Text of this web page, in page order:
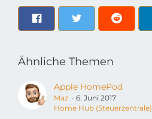
Ähnliche Themen
Apple HomePod
Maz
6. Juni 2017
Home Hub (Steuerzentrale)